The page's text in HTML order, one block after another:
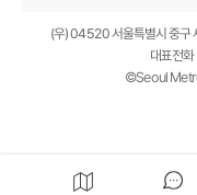
(우) 04520 서울특별시 중구
대표전화
©Seoul